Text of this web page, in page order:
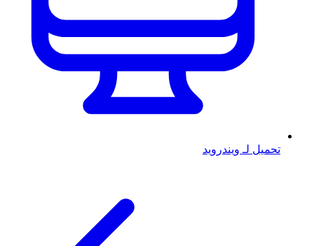
تحميل لـ ويندرويد